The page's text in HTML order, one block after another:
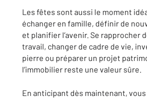
Les fêtes sont aussi le moment
échanger en famille, définir de
et planifier l’avenir. Se rapprocher
travail, changer de cadre de vie,
pierre ou préparer un projet
l’immobilier reste une valeur sûre.
En anticipant dès maintenant,